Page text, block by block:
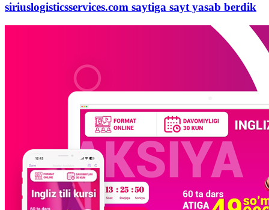
siriuslogisticsservices.com saytiga sayt yasab berdik